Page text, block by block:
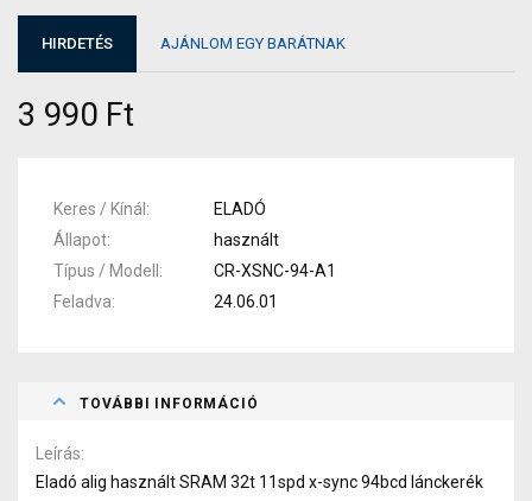
HIRDETÉS AJÁNLOM EGY BARÁTNAK
3 990 Ft
Keres / Kínál
ELADÓ
Állapot
használt
Típus / Modell
CR-XSNC-94-A1
Feladva
24.06.01
TOVÁBBI INFORMÁCIÓ
Leírás
Eladó alig használt SRAM 32t 11spd x-sync 94bcd lánckerék